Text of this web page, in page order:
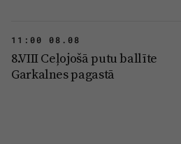
11:00 08.08
8.VIII Ceļojošā putu ballīte
Garkalnes pagastā